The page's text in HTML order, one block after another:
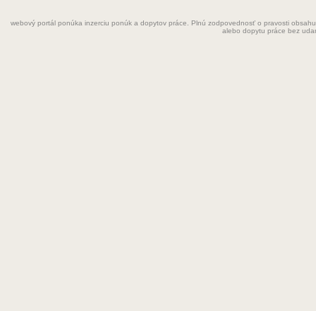
Grafik
webový portál ponúka inzerciu ponúk a dopytov práce. Plnú zodpovednosť o pravosti
alebo dopytu práce bez